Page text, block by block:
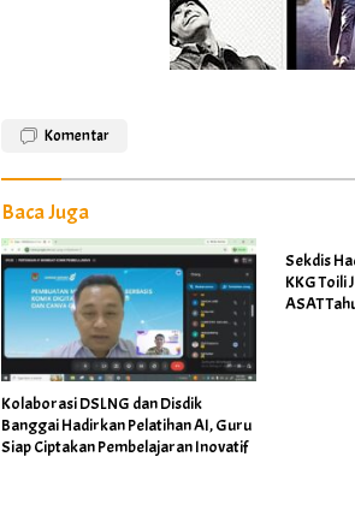
Komentar
Baca Juga
Kolaborasi DSLNG dan Disdik
Banggai Hadirkan Pelatihan AI, Guru
Siap Ciptakan Pembelajaran Inovatif
Sekdis
KKG Toili
ASAT